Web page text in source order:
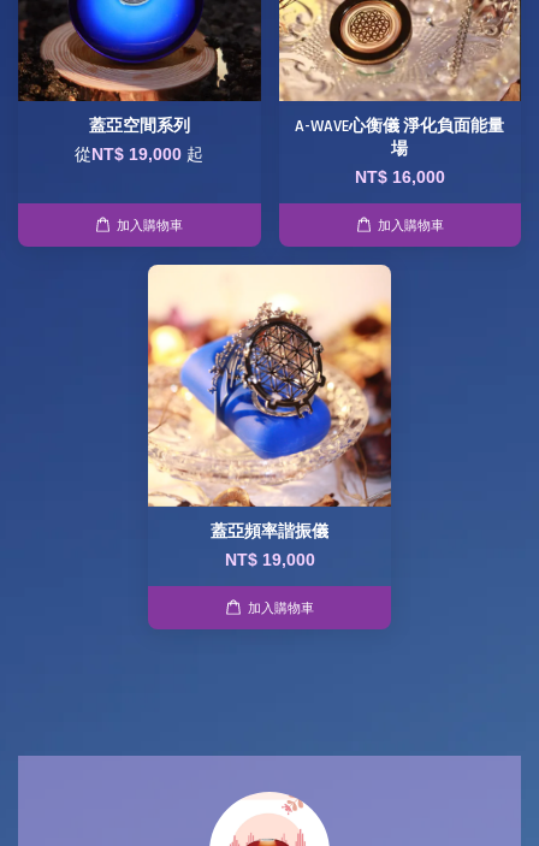
蓋亞空間系列
從NT$ 19,000 起
加入購物車
A-WAVE心衡儀 淨化負面能量
場
NT$ 16,000
加入購物車
蓋亞頻率諧振儀
NT$ 19,000
加入購物車